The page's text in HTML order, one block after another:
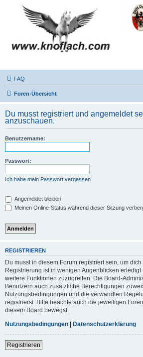
FAQ
Foren-Übersicht
Du musst registriert und angemeldet
anzuschauen.
Benutzername:
Passwort:
Ich habe mein Passwort vergessen
Angemeldet bleiben
Meinen Online-Status während dieser Sitzung
REGISTRIEREN
Du musst in diesem Forum registriert sein, um
Registrierung ist in wenigen Augenblicken erledigt
weitere Funktionen zuzugreifen. Die Board-
Benutzern auch zusätzliche Berechtigungen
Nutzungsbedingungen und die verwandten
registrierst. Bitte beachte auch die jeweiligen
diesem Board bewegst.
Nutzungsbedingungen | Datenschutzerklärung
Registrieren